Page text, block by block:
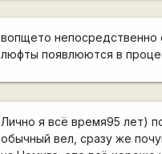
вопщето непосредственно
люфты появлюются в
Лично я всё время95 лет)
обычный вел, сразу же